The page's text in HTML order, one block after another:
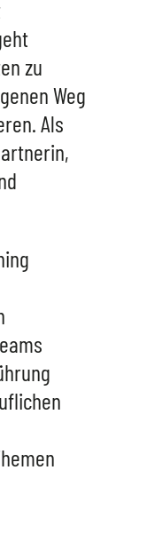
zu
Weg
Als